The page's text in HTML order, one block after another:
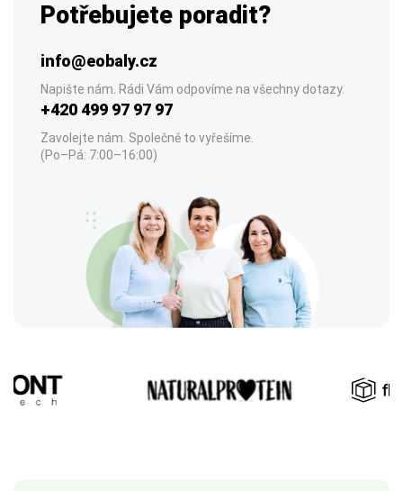
Potřebujete poradit?
info@eobaly.cz
Napište nám. Rádi Vám odpovíme na všechny dotazy.
+420 499 97 97 97
Zavolejte nám. Společně to vyřešíme.
(Po–Pá: 7:00–16:00)